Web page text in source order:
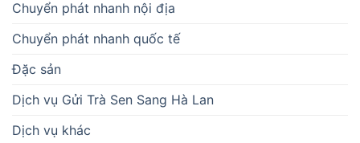
Chuyển phát nhanh nội địa
Chuyển phát nhanh quốc tế
Đặc sản
Dịch vụ Gửi Trà Sen Sang Hà Lan
Dịch vụ khác